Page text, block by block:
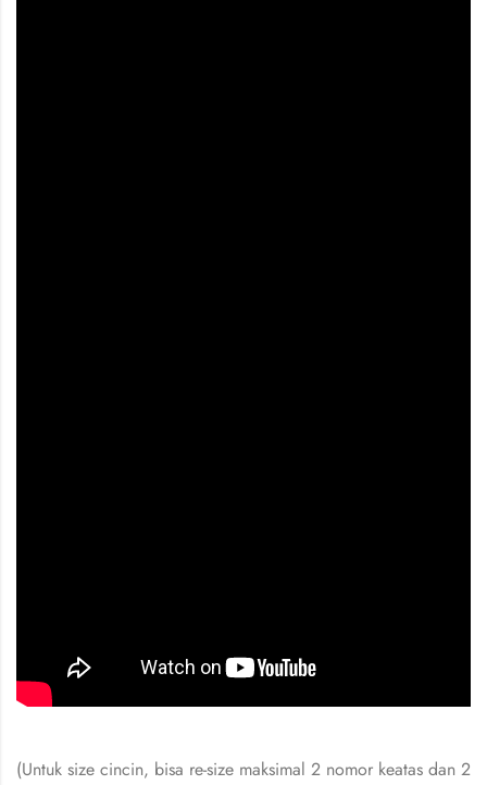
(Untuk size cincin, bisa re-size maksimal 2 nomor keatas dan 2